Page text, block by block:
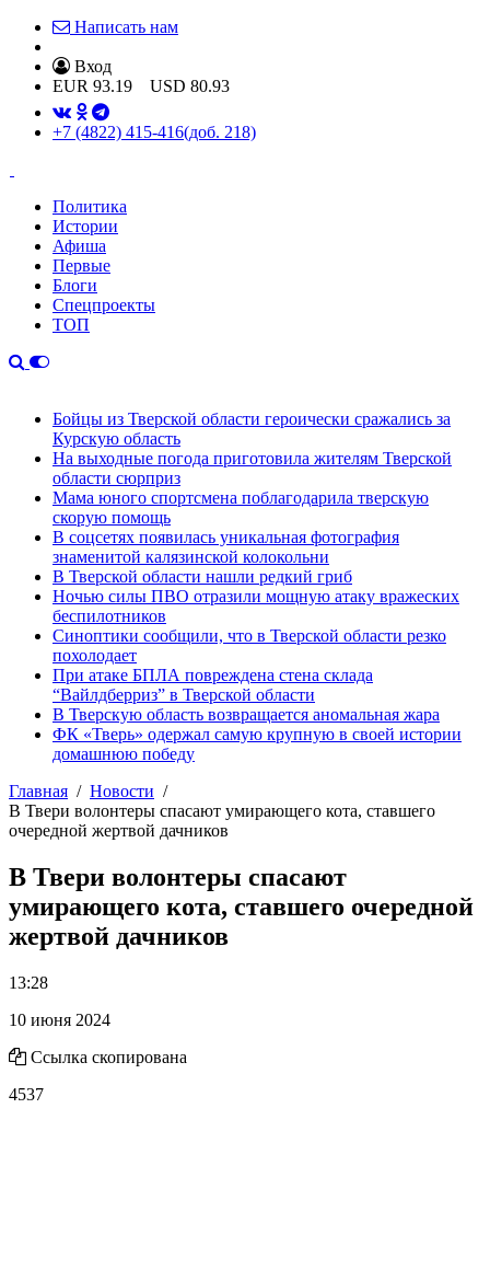
Написать нам
Вход
EUR 93.19 USD 80.93
+7 (4822) 415-416(доб. 218)
Политика
Истории
Афиша
Первые
Блоги
Спецпроекты
ТОП
Бойцы из Тверской области героически сражались за
Курскую область
На выходные погода приготовила жителям Тверской
области сюрприз
Мама юного спортсмена поблагодарила тверскую
скорую помощь
В соцсетях появилась уникальная фотография
знаменитой калязинской колокольни
В Тверской области нашли редкий гриб
Ночью силы ПВО отразили мощную атаку вражеских
беспилотников
Синоптики сообщили, что в Тверской области резко
похолодает
При атаке БПЛА повреждена стена склада
“Вайлдберриз” в Тверской области
В Тверскую область возвращается аномальная жара
ФК «Тверь» одержал самую крупную в своей истории
домашнюю победу
Главная
Новости
В Твери волонтеры спасают умирающего кота, ставшего
очередной жертвой дачников
В Твери волонтеры спасают
умирающего кота, ставшего очередной
жертвой дачников
13:28
10 июня 2024
Ссылка скопирована
4537